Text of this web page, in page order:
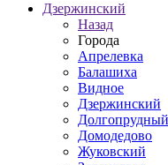
Дзержинский
Назад
Города
Апрелевка
Балашиха
Видное
Дзержинский
Долгопрудный
Домодедово
Жуковский